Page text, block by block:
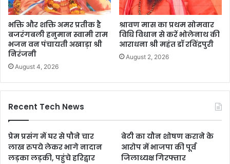
भक्ति और शक्ति अमर प्रतीक है
बजरंगबली हनुमान स्वामी राम
भजन वन पंचायती अखाड़ा श्री
निरंजनी
August 4, 2026
श्रावण मास का प्रथम सोमवार
विधि विधान से करें भोलेनाथ की
आराधना श्री महंत डॉ रविंद्रपुरी
August 2, 2026
Recent Tech News
प्रेम प्रसंग में घर से पौने चार
लाख रुपये लेकर भागे नादान
लड़का लड़की, पहुंचे हरिद्वार
बेटी का यौन शोषण कराने के
आरोप में भाजपा की पूर्व
जिलाध्यक्ष गिरफ्तार